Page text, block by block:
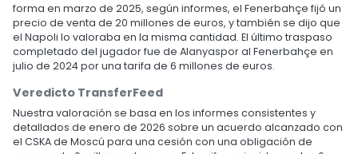
forma en marzo de 2025, según informes, el Fenerbahçe fijó un
precio de venta de 20 millones de euros, y también se dijo que
el Napoli lo valoraba en la misma cantidad. El último traspaso
completado del jugador fue de Alanyaspor al Fenerbahçe en
julio de 2024 por una tarifa de 6 millones de euros.
Veredicto TransferFeed
Nuestra valoración se basa en los informes consistentes y
detallados de enero de 2026 sobre un acuerdo alcanzado con
el CSKA de Moscú para una cesión con una obligación de